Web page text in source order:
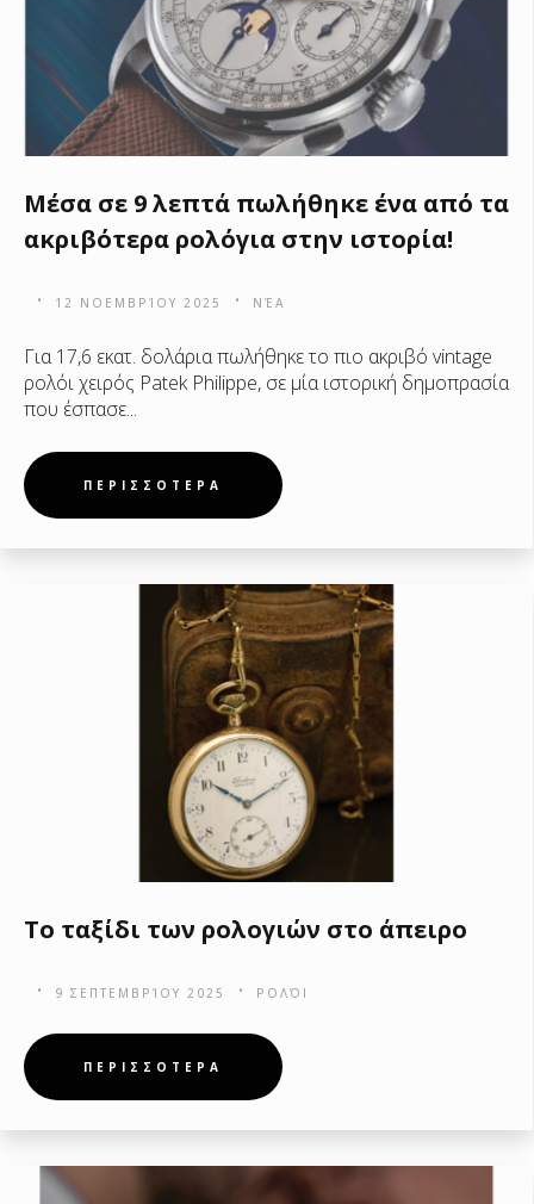
Μέσα σε 9 λεπτά πωλήθηκε ένα από τα
ακριβότερα ρολόγια στην ιστορία!
12 ΝΟΕΜΒΡΊΟΥ 2025 ΝΈΑ
Για 17,6 εκατ. δολάρια πωλήθηκε το πιο ακριβό vintage
ρολόι χειρός Patek Philippe, σε μία ιστορική δημοπρασία
που έσπασε...
ΠΕΡΙΣΣΟΤΕΡΑ
Το ταξίδι των ρολογιών στο άπειρο
9 ΣΕΠΤΕΜΒΡΊΟΥ 2025 ΡΟΛΌΙ
ΠΕΡΙΣΣΟΤΕΡΑ